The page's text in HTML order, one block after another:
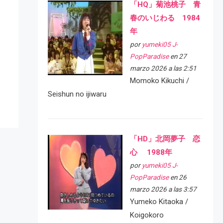
「HQ」菊池桃子 青
春のいじわる 1984
年
por yumeki05 J-
PopParadiseen 27
marzo 2026 a las 2:51
Momoko Kikuchi /
Seishun no ijiwaru
「HD」北岡夢子 恋
心 1988年
por yumeki05 J-
PopParadiseen 26
marzo 2026 a las 3:57
Yumeko Kitaoka /
Koigokoro